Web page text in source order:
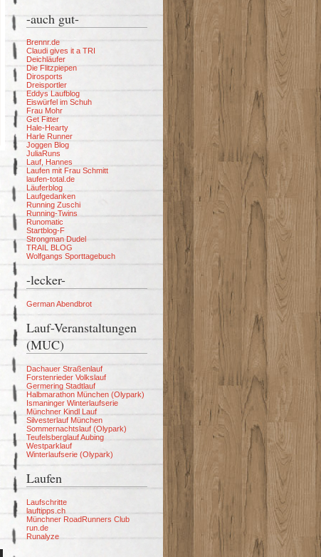
-auch gut-
Brennr.de
Claudi gives it a TRI
Deichläufer
Die Flitzpiepen
Dirosports
Dreisportler
Eddys Laufblog
Eiswürfel im Schuh
Frau Mohr
Get Fitter
Hale-Hearty
Harle Runner
Joggen Blog
JuliaRuns
Lauf, Hannes
Laufen mit Frau Schmitt
laufen-total.de
Läuferblog
Laufgedanken
Running Zuschi
Running-Twins
Runomatic
Startblog-F
Strongman Dudel
TRAIL BLOG
Wolfgangs Sporttagebuch
-lecker-
German Abendbrot
Lauf-Veranstaltungen
(MUC)
Dachauer Straßenlauf
Forstenrieder Volkslauf
Germering Stadtlauf
Halbmarathon München (Olypark)
Ismaninger Winterlaufserie
Münchner Kindl Lauf
Silvesterlauf München
Sommernachtslauf (Olypark)
Teufelsberglauf Aubing
Westparklauf
Winterlaufserie (Olypark)
Laufen
Laufschritte
lauftipps.ch
Münchner RoadRunners Club
run.de
Runalyze